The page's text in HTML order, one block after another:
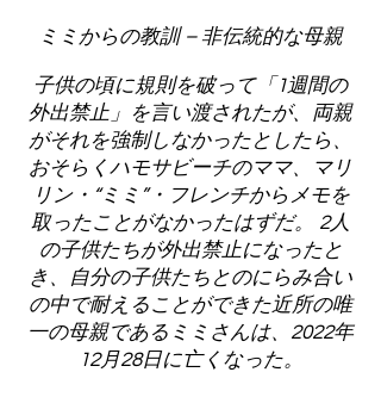
ミミからの教訓 – 非伝統的な母親
子供の頃に規則を破って「1週間の
外出禁止」を言い渡されたが、両親
がそれを強制しなかったとしたら、
おそらくハモサビーチのママ、マリ
リン・“ミミ”・フレンチからメモを
取ったことがなかったはずだ。 2人
の子供たちが外出禁止になったと
き、自分の子供たちとのにらみ合い
の中で耐えることができた近所の唯
一の母親であるミミさんは、2022年
12月28日に亡くなった。